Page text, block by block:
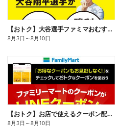
【おトク】大谷選手ファミマおむすび割
8月3日 ～8月10日
【おトク】お店で使えるクーポン配信中
8月3日 ～8月10日